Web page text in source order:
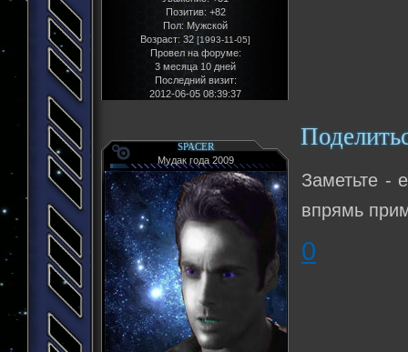
Позитив: +82
Пол: Мужской
Возраст: 32 [1993-11-05]
Провел на форуме:
3 месяца 10 дней
Последний визит:
2012-06-05 08:39:37
SPACER
Мудак года 2009
Заметьте -
впрямь
0